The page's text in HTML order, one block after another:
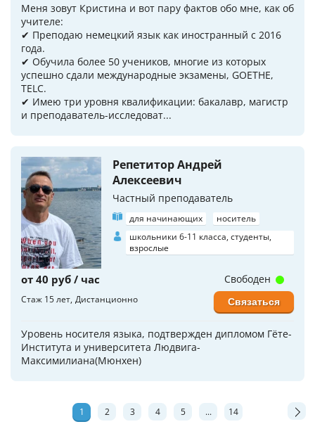
Меня зовут Кристина и вот пару фактов обо мне, как об
учителе:
✔ Преподаю немецкий язык как иностранный с 2016
года.
✔ Обучила более 50 учеников, многие из которых
успешно сдали международные экзамены, GOETHE,
TELC.
✔ Имею три уровня квалификации: бакалавр, магистр
и преподаватель-исследоват...
Репетитор Андрей
Алексеевич
Частный преподаватель
для начинающих
носитель
школьники 6-11 класса, студенты,
взрослые
от 40 руб / час
Стаж 15 лет Дистанционно
Уровень носителя языка, подтвержден дипломом Гёте-
Института и университета Людвига-
Максимилиана(Мюнхен)
Свободен
Связаться
1 2 3 4 5 ... 14